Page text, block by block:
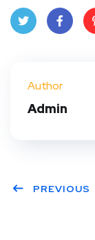
Author
Admin
PREVIOUS